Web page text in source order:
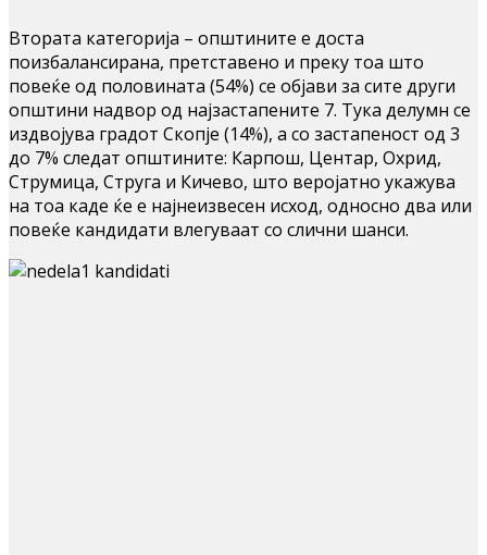
Втората категорија – општините е доста
поизбалансирана, претставено и преку тоа што
повеќе од половината (54%) се објави за сите други
општини надвор од најзастапените 7. Тука делумн се
издвојува градот Скопје (14%), а со застапеност од 3
до 7% следат општините: Карпош, Центар, Охрид,
Струмица, Струга и Кичево, што веројатно укажува
на тоа каде ќе е најнеизвесен исход, односно два или
повеќе кандидати влегуваат со слични шанси.